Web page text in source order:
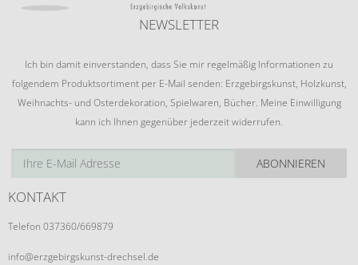
NEWSLETTER
Ich bin damit einverstanden, dass Sie mir regelmäßig Informationen zu
folgendem Produktsortiment per E-Mail senden: Erzgebirgskunst, Holzkunst,
Weihnachts- und Osterdekoration, Spielwaren, Bücher. Meine Einwilligung
kann ich Ihnen gegenüber jederzeit widerrufen.
ABONNIEREN
KONTAKT
Telefon 037360/669879
info@erzgebirgskunst-drechsel.de